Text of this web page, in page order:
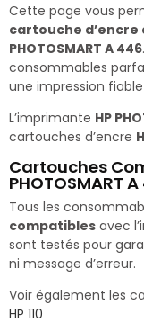
Cette page vous
cartouche
PHOTOSMART A 446
consommables
une impression
L’imprimante HP
cartouches d’encre
Cartouches
PHOTOSMART
Tous les
compatibles avec
sont testés pour
ni message d’erreur.
Voir également les
HP 110